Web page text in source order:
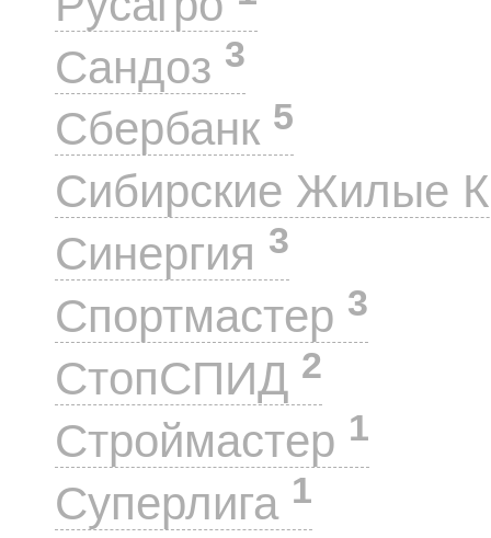
Сандоз 3
Сбербанк 5
Сибирские Жилые
Синергия 3
Спортмастер 3
СтопСПИД 2
Строймастер 1
Суперлига 1